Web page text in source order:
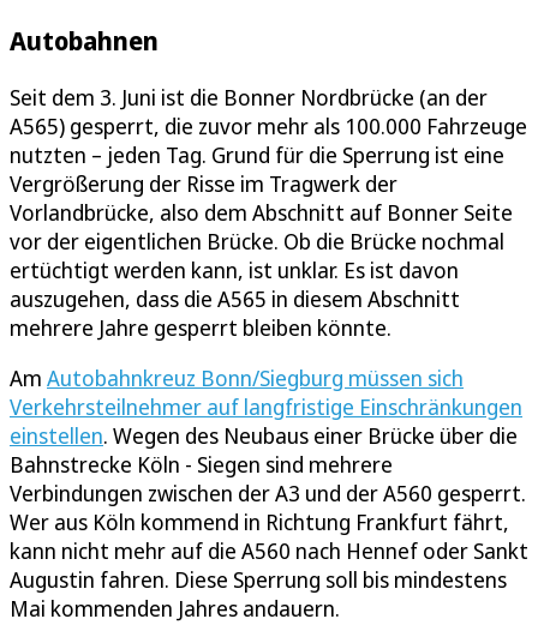
Autobahnen
Seit dem 3. Juni ist die Bonner Nordbrücke (an der
A565) gesperrt, die zuvor mehr als 100.000 Fahrzeuge
nutzten – jeden Tag. Grund für die Sperrung ist eine
Vergrößerung der Risse im Tragwerk der
Vorlandbrücke, also dem Abschnitt auf Bonner Seite
vor der eigentlichen Brücke. Ob die Brücke nochmal
ertüchtigt werden kann, ist unklar. Es ist davon
auszugehen, dass die A565 in diesem Abschnitt
mehrere Jahre gesperrt bleiben könnte.
Am Autobahnkreuz Bonn/Siegburg müssen sich
Verkehrsteilnehmer auf langfristige Einschränkungen
einstellen. Wegen des Neubaus einer Brücke über die
Bahnstrecke Köln - Siegen sind mehrere
Verbindungen zwischen der A3 und der A560 gesperrt.
Wer aus Köln kommend in Richtung Frankfurt fährt,
kann nicht mehr auf die A560 nach Hennef oder Sankt
Augustin fahren. Diese Sperrung soll bis mindestens
Mai kommenden Jahres andauern.